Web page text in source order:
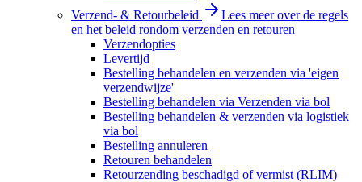
Verzend- & Retourbeleid
Lees meer over de regels
en het beleid rondom verzenden en retouren
Verzendopties
Levertijd
Bestelling behandelen en verzenden via 'eigen
verzendwijze'
Bestelling behandelen via Verzenden via bol
Bestelling behandelen & verzenden via logistiek
via bol
Bestelling annuleren
Retouren behandelen
Retourzending beschadigd of vermist (RLIM)